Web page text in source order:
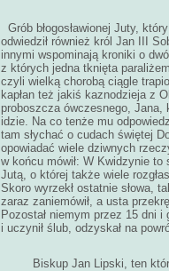
Grób błogosławionej Juty,
odwiedził również król Jan III
innymi wspominają kroniki o
z których jedna tknięta
czyli wielką chorobą ciągle
kapłan też jakiś kaznodzieja z
proboszcza ówczesnego, Jana,
idzie. Na co tenże mu
tam słychać o cudach świętej
opowiadać wiele dziwnych
w końcu mówił: W Kwidzynie to
Jutą, o której także wiele
Skoro wyrzekł ostatnie słowa,
zaraz zaniemówił, a usta
Pozostał niemym przez 15 dni i
i uczynił ślub, odzyskał na
Biskup Jan Lipski, ten który